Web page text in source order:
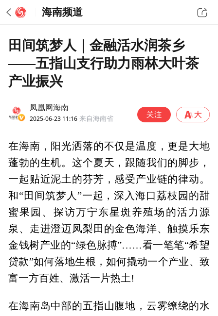
海南频道
田间筑梦人｜金融活水润茶乡
——五指山支行助力雨林大叶茶
产业振兴
凤凰网海南
2025-06-23 11:16 来自海南省
在海南，阳光洒落的不仅是温度，更是大地
蓬勃的生机。这个夏天，跟随我们的脚步，
一起贴近泥土的芬芳，感受产业链的律动。
和“田间筑梦人”一起，深入海口荔枝园的甜
蜜果园、探访万宁东星斑养殖场的活力源
泉、走进澄迈凤梨田的金色海洋、触摸乐东
金钱树产业的“绿色脉搏”……看一笔笔“希望
贷款”如何落地生根，如何撬动一个产业、致
富一方百姓、激活一片热土!
在海南岛中部的五指山腹地，云雾缭绕的水